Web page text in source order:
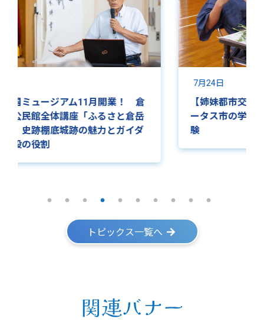
【姉妹都市交流事業】牛深でエンシニ
ータス市の学生が日本の伝統文化を体
験
子ど
福連
トピックス一覧へ